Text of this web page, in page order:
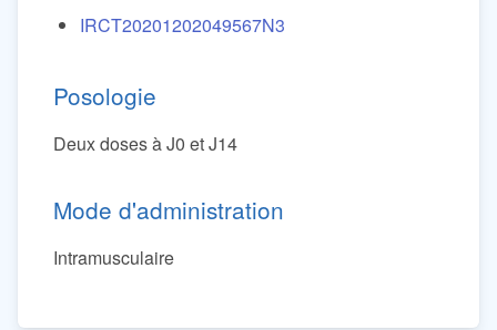
IRCT20201202049567N3
Posologie
Deux doses à J0 et J14
Mode d'administration
Intramusculaire